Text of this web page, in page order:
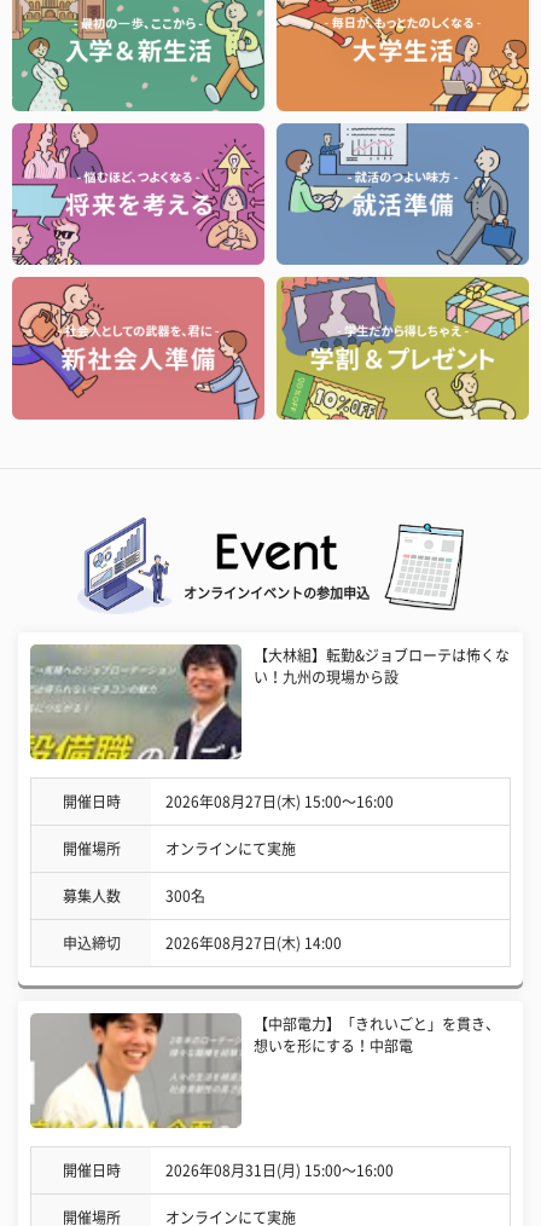
オンラインイベントの参加申込
【大林組】転勤&ジョブローテは怖くな
い！九州の現場から設
開催日時 2026年08月27日(木) 15:00〜16:00
開催場所 オンラインにて実施
募集人数 300名
申込締切 2026年08月27日(木) 14:00
【中部電力】「きれいごと」を貫き、
想いを形にする！中部電
開催日時 2026年08月31日(月) 15:00〜16:00
開催場所 オンラインにて実施